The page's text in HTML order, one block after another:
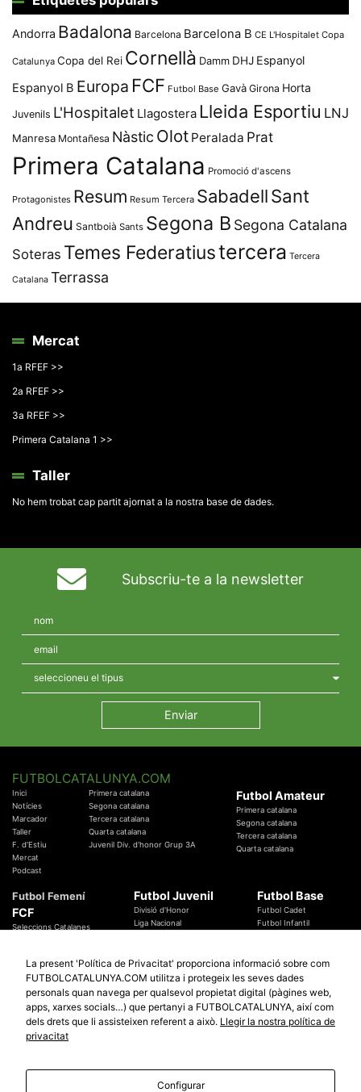
Andorra Badalona Barcelona Barcelona B CE L'Hospitalet Copa
Catalunya Copa del Rei Cornellà Damm DHJ Espanyol
Espanyol B Europa FCF Futbol Base Gavà Girona Horta
Juvenils L'Hospitalet Llagostera Lleida Esportiu LNJ
Manresa Montañesa Nàstic Olot Peralada Prat
Primera Catalana Promoció d'ascens
Protagonistes Resum Resum Tercera SabadellSant
Andreu Santboià Sants Segona B Segona Catalana
Soteras Temes Federatiustercera Tercera
Catalana Terrassa
Mercat
1a RFEF >>
2a RFEF >>
3a RFEF >>
Primera Catalana 1 >>
Taller
No hem trobat cap partit ajornat a la nostra base de dades.
Subscriu-te a la newsletter
FUTBOLCATALUNYA.COM
Inici
Notícies
Marcador
Taller
F. d'Estiu
Mercat
Podcast
Primera catalana
Segona catalana
Tercera catalana
Quarta catalana
Juvenil Div. d'honor Grup 3A
Futbol Amateur
Primera catalana
Segona catalana
Tercera catalana
Quarta catalana
Futbol Femení
FCF
Seleccions Catalanes
Temes Federatius
Futbol Juvenil
Divisió d'Honor
Liga Nacional
Futbol Base
Futbol Cadet
Futbol Infantil
Futbol Catalunya
Promocions
Sortejos
Participació
Especials
Copa Catalunya Absoluta 2019
Copa del Rei 2019 - 2020
La present 'Política de Privacitat' proporciona informació sobre com
FUTBOLCATALUNYA.COM utilitza i protegeix les seves dades
personals quan navega per qualsevol propietat digital (pàgines web,
apps, xarxes socials…) que pertanyi a FUTBOLCATALUNYA, així com
dels drets que li assisteixen referent a això. Llegir la nostra política de
privacitat
Configurar